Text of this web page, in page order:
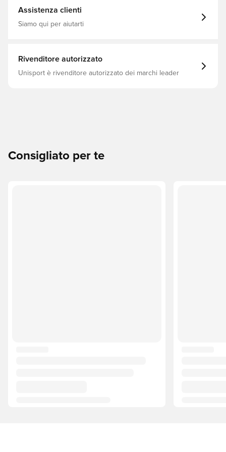
100% poliestere (riciclato) Tasca frontale con cerniera
Assistenza clienti
Siamo qui per aiutarti
Rivenditore autorizzato
Unisport è rivenditore autorizzato dei marchi leader
Consigliato per te